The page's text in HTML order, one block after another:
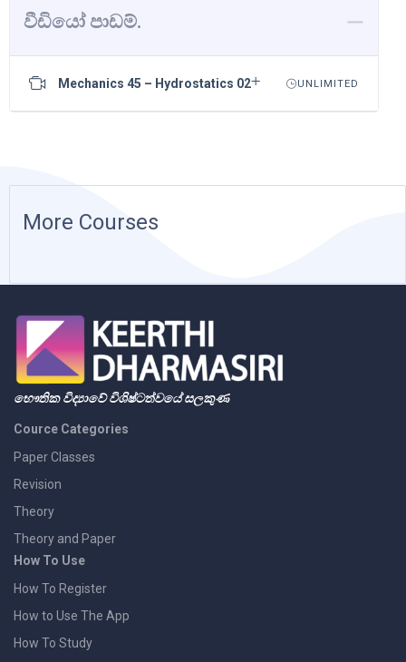
වීඩියෝ පාඩම්.
Mechanics 45 – Hydrostatics 02 UNLIMITED
More Courses
භෞතික විද්‍යාවේ විශිෂ්ටත්වයේ සලකුණ
Cource Categories
Paper Classes
Revision
Theory
Theory and Paper
How To Use
How To Register
How to Use The App
How To Study